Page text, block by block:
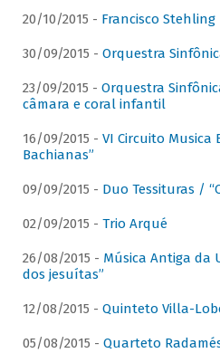
20/10/2015 - Francisco Stehling
30/09/2015 - Orquestra
23/09/2015 - Orquestra
câmara e coral infantil
16/09/2015 - VI Circuito Musica
Bachianas”
09/09/2015 - Duo Tessituras /
02/09/2015 - Trio Arqué
26/08/2015 - Música Antiga da
dos jesuítas”
12/08/2015 - Quinteto Villa-
05/08/2015 - Quarteto